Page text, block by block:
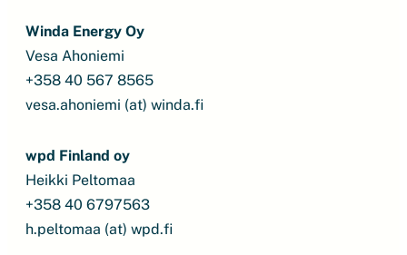
Winda Energy Oy
Vesa Ahoniemi
+358 40 567 8565
vesa.ahoniemi (at) winda.fi
wpd Finland oy
Heikki Peltomaa
+358 40 6797563
h.peltomaa (at) wpd.fi